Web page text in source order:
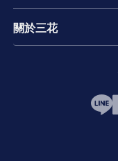
關於三花